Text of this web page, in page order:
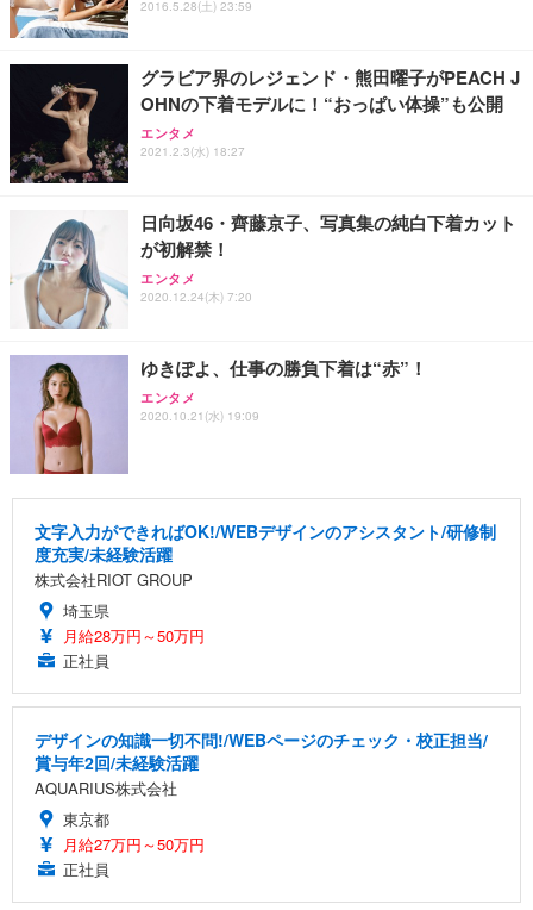
2016.5.28(土) 23:59
グラビア界のレジェンド・熊田曜子がPEACH J
OHNの下着モデルに！“おっぱい体操”も公開
エンタメ
2021.2.3(水) 18:27
日向坂46・齊藤京子、写真集の純白下着カット
が初解禁！
エンタメ
2020.12.24(木) 7:20
ゆきぽよ、仕事の勝負下着は“赤”！
エンタメ
2020.10.21(水) 19:09
文字入力ができればOK!/WEBデザインのアシスタント/研修制
度充実/未経験活躍
株式会社RIOT GROUP
埼玉県
月給28万円～50万円
正社員
デザインの知識一切不問!/WEBページのチェック・校正担当/
賞与年2回/未経験活躍
AQUARIUS株式会社
東京都
月給27万円～50万円
正社員